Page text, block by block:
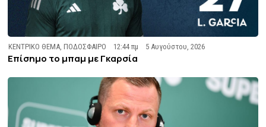
ΚΕΝΤΡΙΚΟ ΘΕΜΑ ,ΠΟΔΟΣΦΑΙΡΟ 12:44 πμ 5 Αυγούστου, 2026
Επίσημο το μπαμ με Γκαρσία